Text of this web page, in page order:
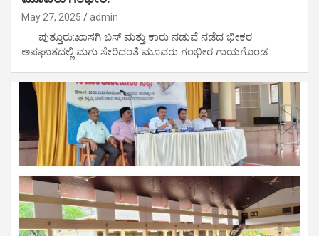
May 27, 2025 admin
ಪುತ್ತೂರು:ಖಾಸಗಿ ಬಸ್ ಮತ್ತು ಕಾರು ನಡುವೆ ನಡೆದ ಭೀಕರ
ಅಪಘಾತದಲ್ಲಿ ಮಗು ಸೇರಿದಂತೆ ಮೂವರು ಗಂಭೀರ ಗಾಯಗೊಂಡ…